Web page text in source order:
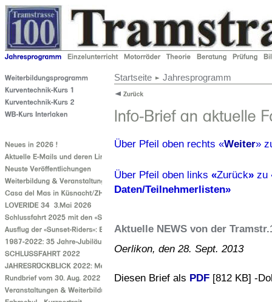
Startseite Jahresprogramm
Über Pfeil oben rechts «Weiter»
Über Pfeil oben links «Zurück» zu
Daten/Teilnehmerlisten»
Aktuelle NEWS von der
Oerlikon, den 28. Sept. 2013
Diesen Brief als PDF [812 KB] -